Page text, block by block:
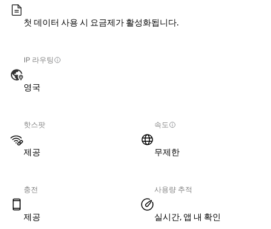
첫 데이터 사용 시 요금제가 활성화됩니다.
IP 라우팅
영국
핫스팟
제공
속도
무제한
충전
제공
사용량 추적
실시간, 앱 내 확인